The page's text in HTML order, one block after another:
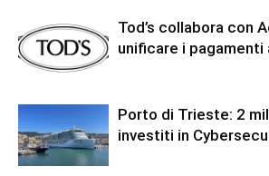
Tod’s collabora con
unificare i pagamenti
Porto di Trieste: 2
investiti in